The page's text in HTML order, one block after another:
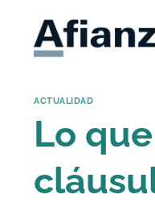
contenido
ACTUALIDAD
Lo